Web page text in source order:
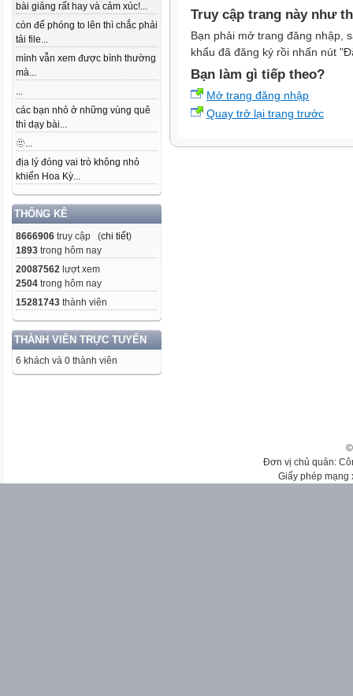
bài giảng rất hay và cảm xúc!...
còn để phóng to lên thì chắc phải
tải file...
mình vẫn xem được bình thường
mà...
...
các bạn nhỏ ở những vùng quê
thì dạy bài...
🫥...
địa lý đóng vai trò không nhỏ
khiến Hoa Kỳ...
THỐNG KÊ
8666906 truy cập (chi tiết)
1893 trong hôm nay
20087562 lượt xem
2504 trong hôm nay
15281743 thành viên
THÀNH VIÊN TRỰC TUYẾN
6 khách và 0 thành viên
Truy cập trang này như
Bạn phải mở trang đăng nhập,
khẩu đã đăng ký rồi nhấn nút
Bạn làm gì tiếp theo?
Mở trang đăng nhập
Quay trở lại trang trước
Đơn vị chủ quản:
Giấy phép mạng